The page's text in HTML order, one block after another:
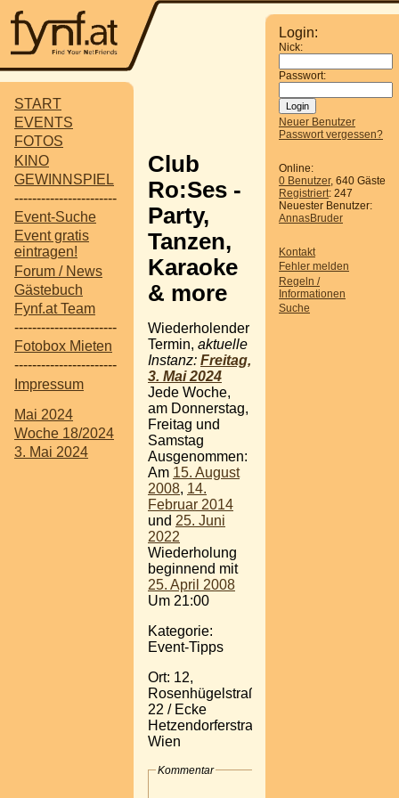
START
EVENTS
FOTOS
KINO
GEWINNSPIEL
-----------------------
Event-Suche
Event gratis
eintragen!
Forum / News
Gästebuch
Fynf.at Team
-----------------------
Fotobox Mieten
-----------------------
Impressum
Mai 2024
Woche 18/2024
3. Mai 2024
Login:
Nick:
Passwort:
Neuer Benutzer
Passwort vergessen?
Online:
0 Benutzer, 640 Gäste
Registriert: 247
Neuester Benutzer:
AnnasBruder
Kontakt
Fehler melden
Regeln /
Informationen
Suche
Club
Ro:Ses -
Party,
Tanzen,
Karaoke
& more
Wiederholender
Termin, aktuelle
Instanz: Freitag,
3. Mai 2024
Jede Woche,
am Donnerstag,
Freitag und
Samstag
Ausgenommen:
Am 15. August
2008, 14.
Februar 2014
und 25. Juni
2022
Wiederholung
beginnend mit
25. April 2008
Um 21:00
Kategorie:
Event-Tipps
Ort: 12,
Rosenhügelstraße
22 / Ecke
Hetzendorferstraße,
Wien
Kommentar